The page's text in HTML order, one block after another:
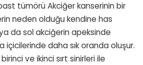
tümörü Akciğer kanserinin bir
neden olduğu kendine has
da sol akciğerin apeksinde
içicilerinde daha sık oranda oluşur.
ve ikinci sırt sinirleri ile